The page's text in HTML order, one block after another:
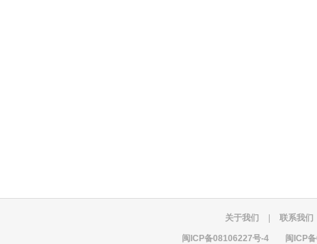
关于我们 联系我们
闽ICP备08106227号-4 闽ICP